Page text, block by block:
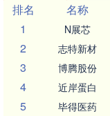
排名
名称
1
N展芯
2 志特新材
3 博腾股份
4 近岸蛋白
5 毕得医药